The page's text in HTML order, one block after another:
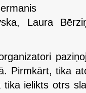
Laura
Pirmkārt, tika
tika ielikts otrs